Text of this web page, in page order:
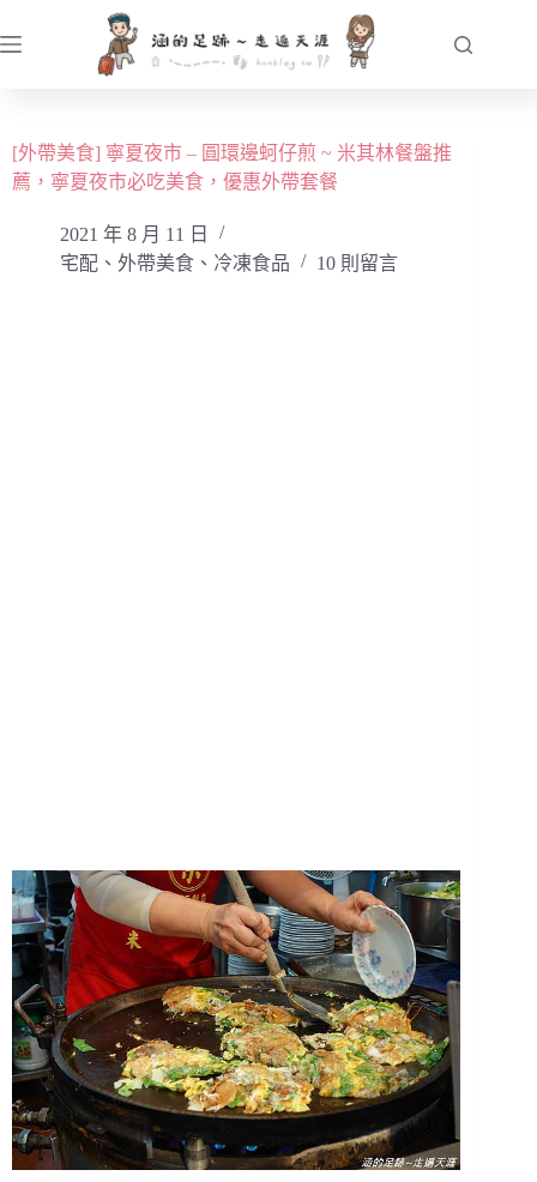
至
容[外帶美食] 寧夏夜市 – 圓環邊蚵仔煎 ~ 米其林餐盤推
薦，寧夏夜市必吃美食，優惠外帶套餐
2021 年 8 月 11 日
宅配、外帶美食、冷凍食品
10 則留言